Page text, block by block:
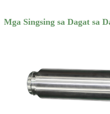
Mga Singsing sa Dagat sa